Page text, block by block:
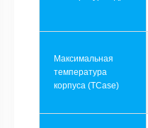
Максимальная
температура
корпуса (TCase)